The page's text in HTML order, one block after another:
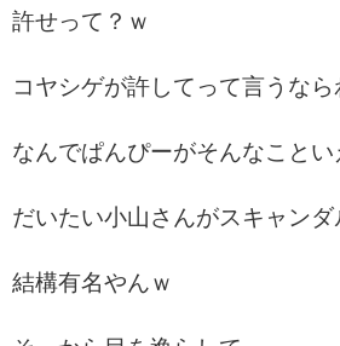
許せって？ｗ
コヤシゲが許してって言うな
なんでぱんぴーがそんなことい
だいたい小山さんがスキャン
結構有名やんｗ